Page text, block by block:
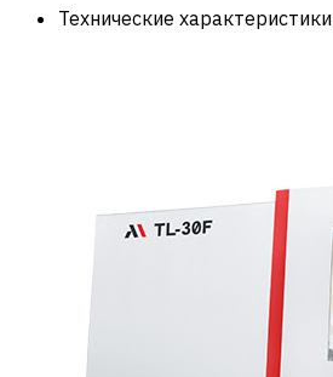
Технические характеристики